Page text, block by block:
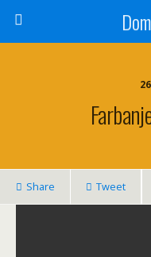
Share Tweet